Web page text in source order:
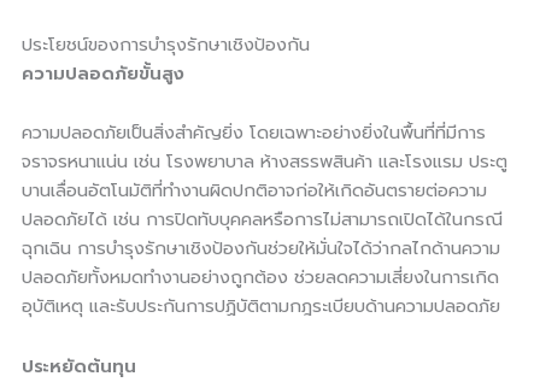
ประโยชน์ของการบำรุงรักษาเชิงป้องกัน
ความปลอดภัยขั้นสูง
ความปลอดภัยเป็นสิ่งสำคัญยิ่ง โดยเฉพาะอย่างยิ่งในพื้นที่ที่มีการ
จราจรหนาแน่น เช่น โรงพยาบาล ห้างสรรพสินค้า และโรงแรม ประตู
บานเลื่อนอัตโนมัติที่ทำงานผิดปกติอาจก่อให้เกิดอันตรายต่อความ
ปลอดภัยได้ เช่น การปิดทับบุคคลหรือการไม่สามารถเปิดได้ในกรณี
ฉุกเฉิน การบำรุงรักษาเชิงป้องกันช่วยให้มั่นใจได้ว่ากลไกด้านความ
ปลอดภัยทั้งหมดทำงานอย่างถูกต้อง ช่วยลดความเสี่ยงในการเกิด
อุบัติเหตุ และรับประกันการปฏิบัติตามกฎระเบียบด้านความปลอดภัย
ประหยัดต้นทุน